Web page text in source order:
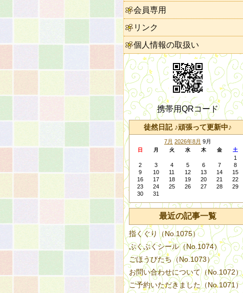
会員専用
リンク
個人情報の取扱い
携帯用QRコード
徒然日記 ♪頑張って更新中♪
7月 2026年8月 9月
日 月 火 水 木 金 土
1
2
3 4 5 6 7
8
9
10 11 12 13 14
15
16
17 18 19 20 21
22
23
24 25 26 27 28
29
30
31
最近の記事一覧
指くぐり（No.1075）
ぷくぷくシール（No.1074）
ごほうびたち（No.1073）
お問い合わせについて（No.1072）
ご予約いただきました（No.1071）